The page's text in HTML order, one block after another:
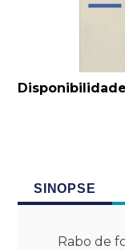
SINOPSE
Rabo de